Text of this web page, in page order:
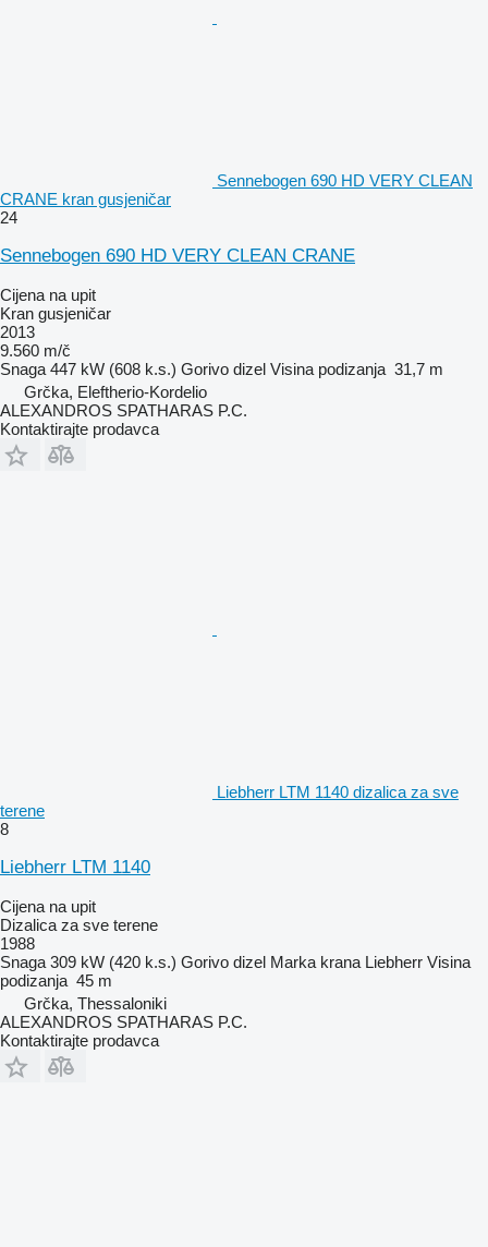
Sennebogen 690 HD VERY CLEAN
CRANE kran gusjeničar
24
Sennebogen 690 HD VERY CLEAN CRANE
Cijena na upit
Kran gusjeničar
2013
9.560 m/č
Snaga 447 kW (608 k.s.) Gorivo dizel Visina podizanja 31,7 m
Grčka, Eleftherio-Kordelio
ALEXANDROS SPATHARAS P.C.
Kontaktirajte prodavca
Liebherr LTM 1140 dizalica za sve
terene
8
Liebherr LTM 1140
Cijena na upit
Dizalica za sve terene
1988
Snaga 309 kW (420 k.s.) Gorivo dizel Marka krana Liebherr Visina
podizanja 45 m
Grčka, Thessaloniki
ALEXANDROS SPATHARAS P.C.
Kontaktirajte prodavca